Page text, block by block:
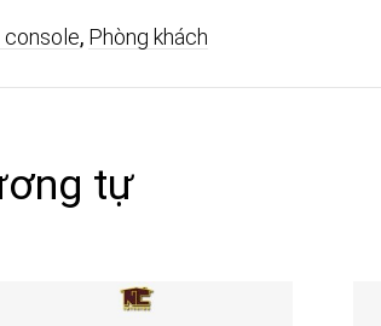
console, Phòng khách
tự